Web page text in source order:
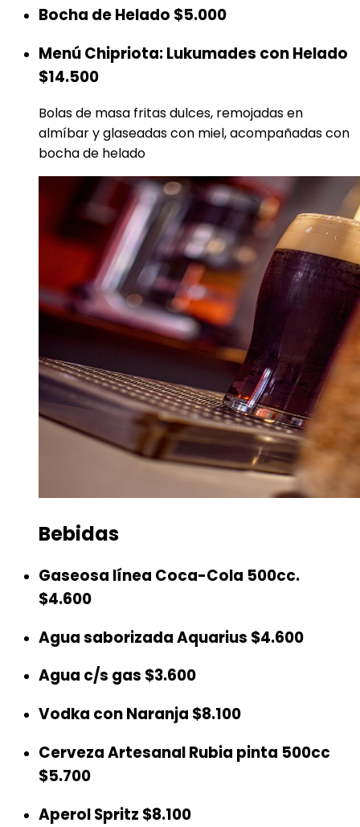
Bocha de Helado $5.000
Menú Chipriota: Lukumades con Helado
$14.500
Bolas de masa fritas dulces, remojadas en
almíbar y glaseadas con miel, acompañadas con
bocha de helado
Bebidas
Gaseosa línea Coca-Cola 500cc.
$4.600
Agua saborizada Aquarius $4.600
Agua c/s gas $3.600
Vodka con Naranja $8.100
Cerveza Artesanal Rubia pinta 500cc
$5.700
Aperol Spritz $8.100